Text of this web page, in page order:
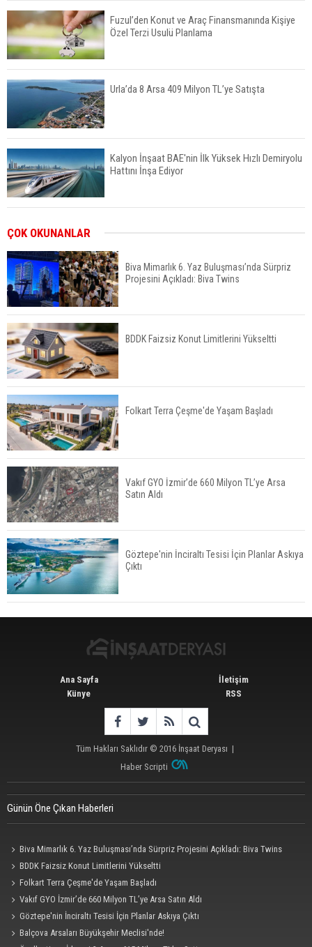
Fuzul’den Konut ve Araç Finansmanında Kişiye
Özel Terzi Usulü Planlama
Urla’da 8 Arsa 409 Milyon TL’ye Satışta
Kalyon İnşaat BAE'nin İlk Yüksek Hızlı Demiryolu
Hattını İnşa Ediyor
TOKİ 51 İlde 540 Konut ve İş Yerini Satışa
Sunuyor
Yatırımcıların Bina Tercihi Değişiyor: Dijital Altyapı
Öne Çıkıyor
TOKİ'nin Kiralık Sosyal Konut Modeli Kiraları
Düşürür Mü?
İkinci El Konut Fiyatları İspanya'da Bir Yılda
Yüzde 16,2 Arttı
Konut Satışları Güçlü Seyrini Korudu Yabancıya
Satış Geriledi
ÇOK OKUNANLAR
Biva Mimarlık 6. Yaz Buluşması’nda Sürpriz
Projesini Açıkladı: Biva Twins
BDDK Faizsiz Konut Limitlerini Yükseltti
Folkart Terra Çeşme'de Yaşam Başladı
Vakıf GYO İzmir’de 660 Milyon TL’ye Arsa
Satın Aldı
Göztepe'nin İnciraltı Tesisi İçin Planlar Askıya
Çıktı
Ana Sayfa
Künye
İletişim
RSS
Tüm Hakları Saklıdır © 2016 İnşaat Deryası |
Haber Scripti
Günün Öne Çıkan Haberleri
Biva Mimarlık 6. Yaz Buluşması’nda Sürpriz Projesini Açıkladı: Biva Twins
BDDK Faizsiz Konut Limitlerini Yükseltti
Folkart Terra Çeşme'de Yaşam Başladı
Vakıf GYO İzmir’de 660 Milyon TL’ye Arsa Satın Aldı
Göztepe'nin İnciraltı Tesisi İçin Planlar Askıya Çıktı
Balçova Arsaları Büyükşehir Meclisi'nde!